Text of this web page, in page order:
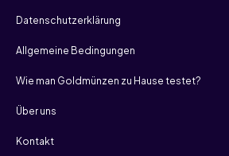
Datenschutzerklärung
Allgemeine Bedingungen
Wie man Goldmünzen zu Hause testet?
Über uns
Kontakt